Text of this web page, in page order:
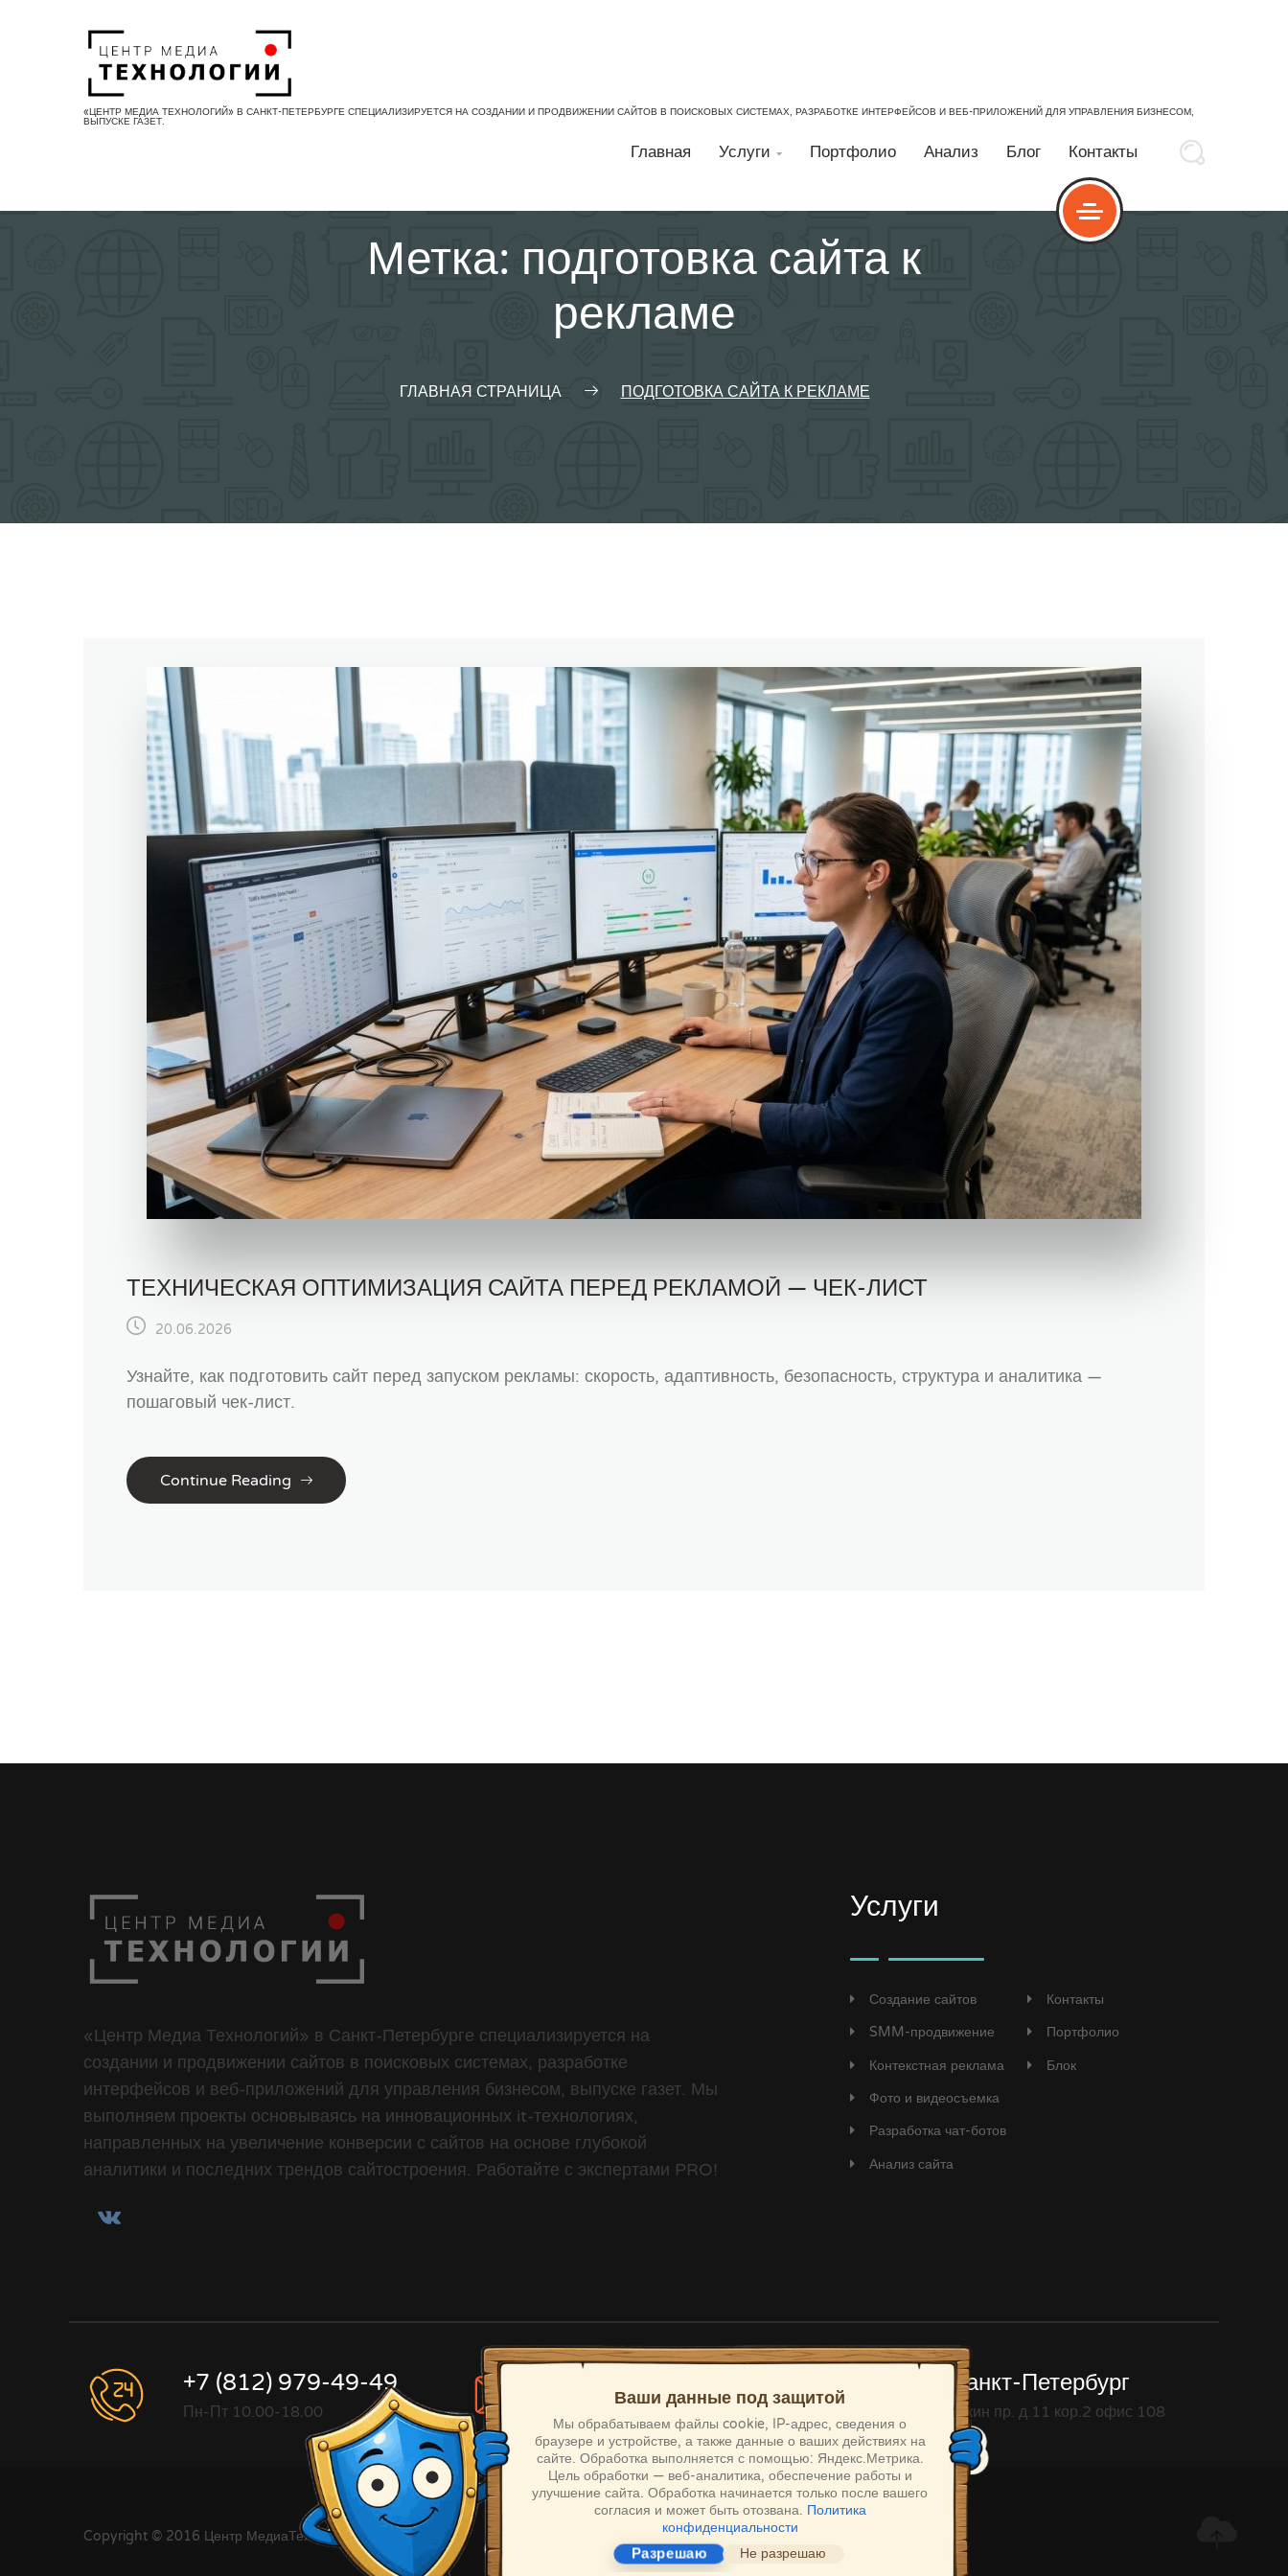
«ЦЕНТР МЕДИА ТЕХНОЛОГИЙ» В САНКТ-ПЕТЕРБУРГЕ СПЕЦИАЛИЗИРУЕТСЯ НА СОЗДАНИИ И ПРОДВИЖЕНИИ САЙТОВ В ПОИСКОВЫХ СИСТЕМАХ, РАЗРАБОТКЕ ИНТЕРФЕЙСОВ И ВЕБ-ПРИЛОЖЕНИЙ ДЛЯ УПРАВЛЕНИЯ БИЗНЕСОМ,
ВЫПУСКЕ ГАЗЕТ.
Главная Услуги  Портфолио Анализ Блог Контакты
Метка: подготовка сайта к
рекламе
ГЛАВНАЯ СТРАНИЦА ПОДГОТОВКА САЙТА К РЕКЛАМЕ
ТЕХНИЧЕСКАЯ ОПТИМИЗАЦИЯ САЙТА ПЕРЕД РЕКЛАМОЙ — ЧЕК-ЛИСТ
20.06.2026
Узнайте, как подготовить сайт перед запуском рекламы: скорость, адаптивность, безопасность, структура и аналитика —
пошаговый чек-лист.
Continue Reading
«Центр Медиа Технологий» в Санкт-Петербурге специализируется на
создании и продвижении сайтов в поисковых системах, разработке
интерфейсов и веб-приложений для управления бизнесом, выпуске газет. Мы
выполняем проекты основываясь на инновационных it-технологиях,
направленных на увеличение конверсии с сайтов на основе глубокой
аналитики и последних трендов сайтостроения. Работайте с экспертами PRO!
Услуги
Создание сайтов
SMM-продвижение
Контекстная реклама
Фото и видеосъемка
Разработка чат-ботов
Анализ сайта
Контакты
Портфолио
Блок
+7 (812) 979-49-49
Пн-Пт 10.00-18.00 По всем вопросам
Санкт-Петербург
Уткин пр. д.11 кор.2 офис 108
Copyright © 2016 Центр МедиаТехнологии
Нам важно ваше согласие 🛡️
Мы обрабатываем файлы cookie, IP-адрес, сведения о
браузере и устройстве, а также данные о ваших действиях на
сайте. Обработка выполняется с помощью: Яндекс.Метрика.
Цель обработки — веб-аналитика, обеспечение работы и
улучшение сайта. Обработка начинается только после вашего
согласия и может быть отозвана. Политика
конфиденциальности
Разрешаю Не разрешаю